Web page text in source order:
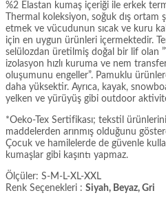
%2 Elastan kumaş içeriği ile erkek
Thermal koleksiyon, soğuk dış ortam
etmek ve vücudunun sıcak ve kuru
için en uygun ürünleri içermektedir.
selülozdan üretilmiş doğal bir lif olan ”
izolasyon hızlı kuruma ve nem
oluşumunu engeller”. Pamuklu
daha yüksektir. Ayrıca, kayak,
yelken ve yürüyüş gibi outdoor
*Oeko-Tex Sertifikası; tekstil
maddelerden arınmış olduğunu
Çocuk ve hamilelerde de güvenle
kumaşlar gibi kaşıntı yapmaz.
Ölçüler: S-M-L-XL-XXL
Renk Seçenekleri : Siyah, Beyaz, Gri